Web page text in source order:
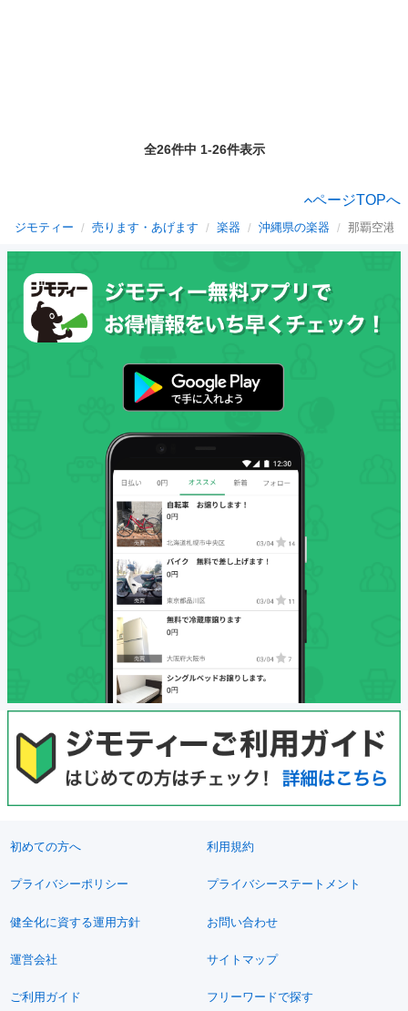
全26件中 1-26件表示
ページTOPへ
ジモティー 売ります・あげます 楽器 沖縄県の楽器 那覇空港
初めての方へ 利用規約
プライバシーポリシー プライバシーステートメント
健全化に資する運用方針 お問い合わせ
運営会社 サイトマップ
ご利用ガイド フリーワードで探す